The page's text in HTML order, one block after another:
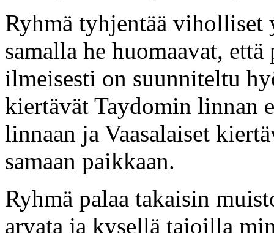
Ryhmä tyhjentää viholliset
samalla he huomaavat,
ilmeisesti on suunniteltu
kiertävät Taydomin linnan
linnaan ja Vaasalaiset
samaan paikkaan.
Ryhmä palaa takaisin
arvata ja kysellä taioilla